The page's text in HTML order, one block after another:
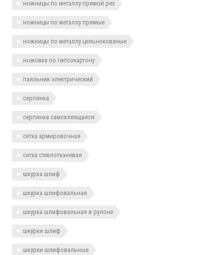
ножницы по металлу прямой рез
ножницы по металлу прямые
ножницы по металлу цельнокованые
ножовка по гипсокартону
паяльник электрический
серпянка
серпянка самоклеящаяся
сетка армировочная
сетка стеклотканевая
шкурка шлиф
шкурка шлифовальная
шкурка шлифовальная в рулоне
шкурки шлиф
шкурки шлифовальные